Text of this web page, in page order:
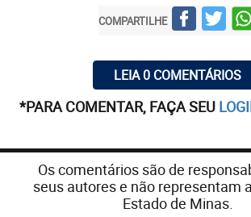
de incapacidade e risco de morte,
destino de doença crônica e
COMPARTILHE
LEIA 0 COMENTÁRIOS
*PARA COMENTAR, FAÇA SEU
Os comentários são de
seus autores e não representam
Estado de Minas.